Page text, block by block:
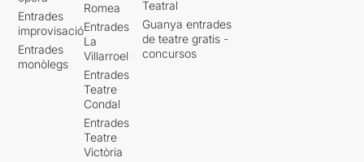
Entrades
improvisació
Entrades
monòlegs
Romea
Entrades
La
Villarroel
Entrades
Teatre
Condal
Entrades
Teatre
Victòria
Teatral
Guanya entrades
de teatre gratis -
concursos